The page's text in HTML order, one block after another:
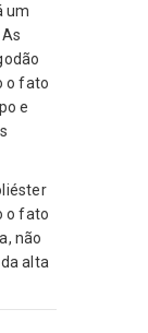
um
o fato
e
o fato
não
alta